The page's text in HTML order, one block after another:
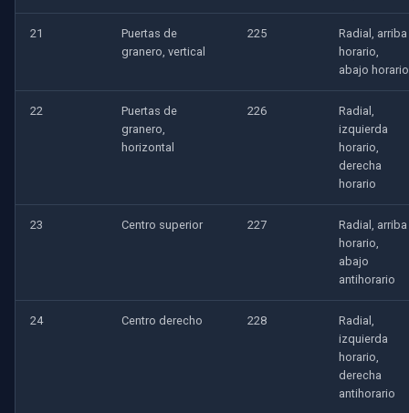
21
Puertas de
granero, vertical
225
Radial, arriba
horario,
abajo horario
22
Puertas de
granero,
horizontal
226
Radial,
izquierda
horario,
derecha
horario
23 Centro superior 227
Radial, arriba
horario,
abajo
antihorario
24 Centro derecho 228
Radial,
izquierda
horario,
derecha
antihorario